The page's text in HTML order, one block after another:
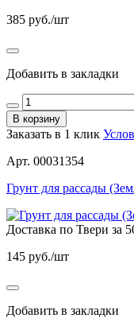
385 руб./шт
Добавить в закладки
В корзину
Заказать в 1 клик
Арт. 00031354
Грунт для рассады
Доставка по Твери за
145 руб./шт
Добавить в закладки